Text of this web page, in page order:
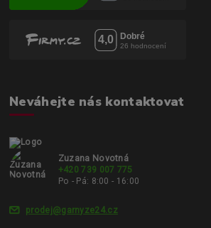
Neváhejte nás kontaktovat
Zuzana Novotná
+420 739 007 775
Po - Pá: 8:00 - 16:00
prodej@garnyze24.cz